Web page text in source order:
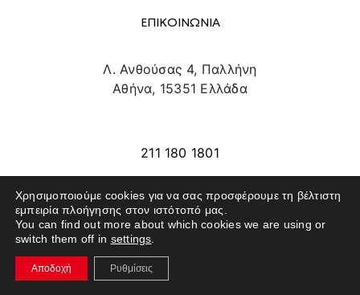
ΕΠΙΚΟΙΝΩΝΙΑ
Λ. Ανθούσας 4, Παλλήνη
Αθήνα, 15351 Ελλάδα
211 180 1801
SITE MAP
ΕΚΘΕΤΕΣ
Χρησιμοποιούμε cookies για να σας προσφέρουμε τη βέλτιστη
εμπειρία πλοήγησης στον ιστότοπό μας.
You can find out more about which cookies we are using or
switch them off in settings
Αποδοχή Ρυθμίσεις